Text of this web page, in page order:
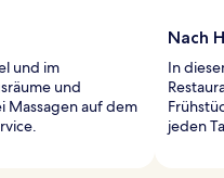
und im
und
Massagen auf dem
Nach
In
jeden